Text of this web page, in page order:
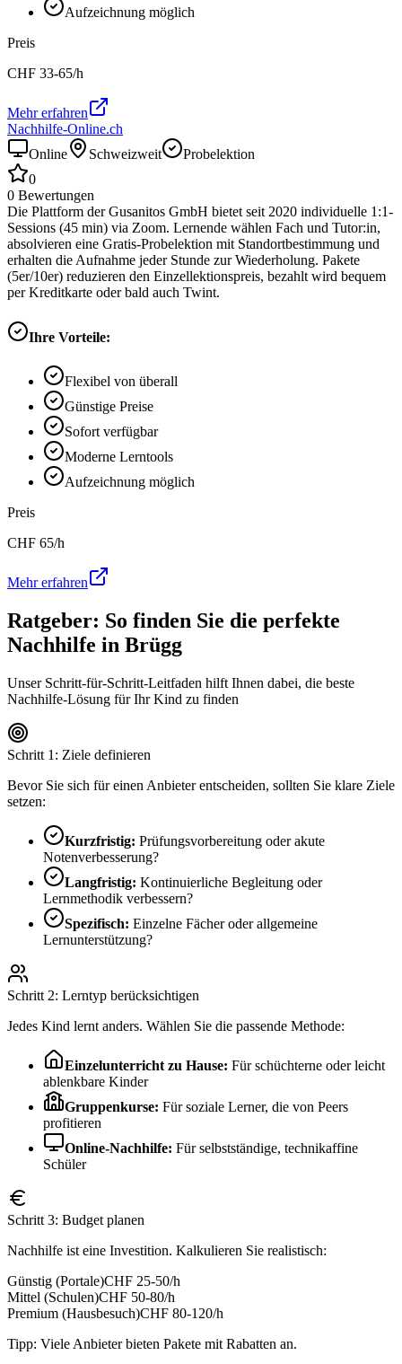
Aufzeichnung möglich
Preis
CHF 33-65/h
Mehr erfahren
Nachhilfe-Online.ch
Online
Schweizweit
Probelektion
0
0 Bewertungen
Die Plattform der Gusanitos GmbH bietet seit 2020 individuelle 1:1-
Sessions (45 min) via Zoom. Lernende wählen Fach und Tutor:in,
absolvieren eine Gratis-Probelektion mit Standortbestimmung und
erhalten die Aufnahme jeder Stunde zur Wiederholung. Pakete
(5er/10er) reduzieren den Einzellektionspreis, bezahlt wird bequem
per Kreditkarte oder bald auch Twint.
Ihre Vorteile:
Flexibel von überall
Günstige Preise
Sofort verfügbar
Moderne Lerntools
Aufzeichnung möglich
Preis
CHF 65/h
Mehr erfahren
Ratgeber: So finden Sie die perfekte
Nachhilfe in Brügg
Unser Schritt-für-Schritt-Leitfaden hilft Ihnen dabei, die beste
Nachhilfe-Lösung für Ihr Kind zu finden
Schritt 1: Ziele definieren
Bevor Sie sich für einen Anbieter entscheiden, sollten Sie klare Ziele
setzen:
Kurzfristig: Prüfungsvorbereitung oder akute
Notenverbesserung?
Langfristig: Kontinuierliche Begleitung oder
Lernmethodik verbessern?
Spezifisch: Einzelne Fächer oder allgemeine
Lernunterstützung?
Schritt 2: Lerntyp berücksichtigen
Jedes Kind lernt anders. Wählen Sie die passende Methode:
Einzelunterricht zu Hause: Für schüchterne oder leicht
ablenkbare Kinder
Gruppenkurse: Für soziale Lerner, die von Peers
profitieren
Online-Nachhilfe: Für selbstständige, technikaffine
Schüler
Schritt 3: Budget planen
Nachhilfe ist eine Investition. Kalkulieren Sie realistisch:
Günstig (Portale)CHF 25-50/h
Mittel (Schulen)CHF 50-80/h
Premium (Hausbesuch)CHF 80-120/h
Tipp: Viele Anbieter bieten Pakete mit Rabatten an.